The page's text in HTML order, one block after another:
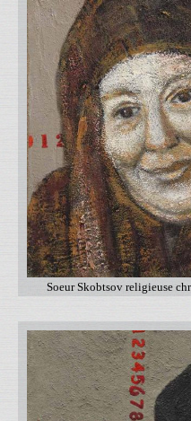
Soeur Skobtsov religieuse